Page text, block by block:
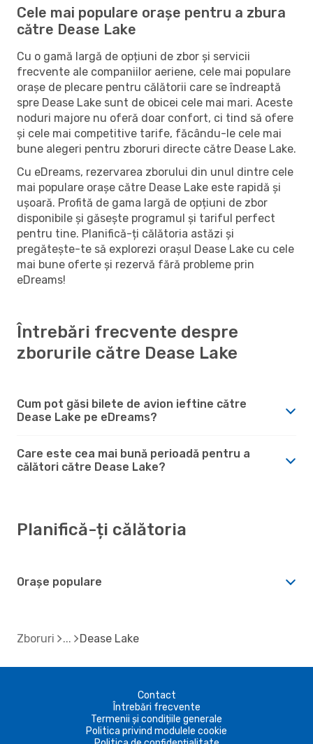
Cele mai populare orașe pentru a zbura
către Dease Lake
Cu o gamă largă de opțiuni de zbor și servicii
frecvente ale companiilor aeriene, cele mai populare
orașe de plecare pentru călătorii care se îndreaptă
spre Dease Lake sunt de obicei cele mai mari. Aceste
noduri majore nu oferă doar confort, ci tind să ofere
și cele mai competitive tarife, făcându-le cele mai
bune alegeri pentru zboruri directe către Dease Lake.
Cu eDreams, rezervarea zborului din unul dintre cele
mai populare orașe către Dease Lake este rapidă și
ușoară. Profită de gama largă de opțiuni de zbor
disponibile și găsește programul și tariful perfect
pentru tine. Planifică-ți călătoria astăzi și
pregătește-te să explorezi orașul Dease Lake cu cele
mai bune oferte și rezervă fără probleme prin
eDreams!
Întrebări frecvente despre
zborurile către Dease Lake
Cum pot găsi bilete de avion ieftine către
Dease Lake pe eDreams?
Care este cea mai bună perioadă pentru a
călători către Dease Lake?
Planifică-ți călătoria
Orașe populare
Zboruri Dease Lake
Contact
Întrebări frecvente
Termenii și condițiile generale
Politica privind modulele cookie